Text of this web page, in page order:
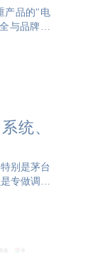
产品的"电
与品牌信
保被撕揭
包或二次
统、
别是茅台
专做调味
前所未有
。而造假